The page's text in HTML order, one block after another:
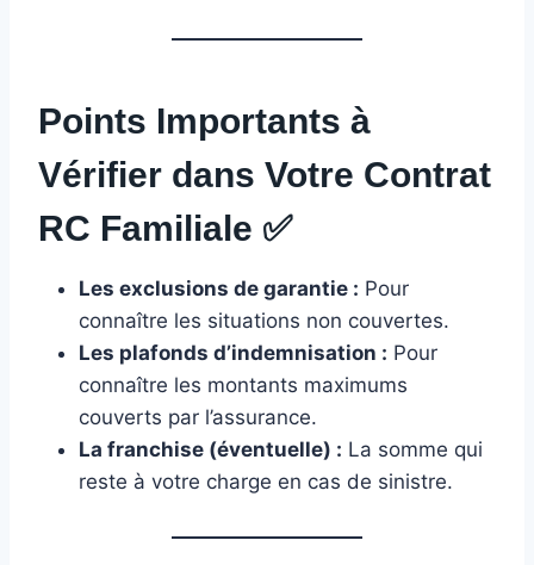
Points Importants à
Vérifier dans Votre Contrat
RC Familiale ✅
Les exclusions de garantie : Pour
connaître les situations non couvertes.
Les plafonds d’indemnisation : Pour
connaître les montants maximums
couverts par l’assurance.
La franchise (éventuelle) : La somme qui
reste à votre charge en cas de sinistre.